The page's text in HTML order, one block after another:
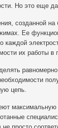
Но это еще
созданной на
Ее
каждой
их работы
цепь.